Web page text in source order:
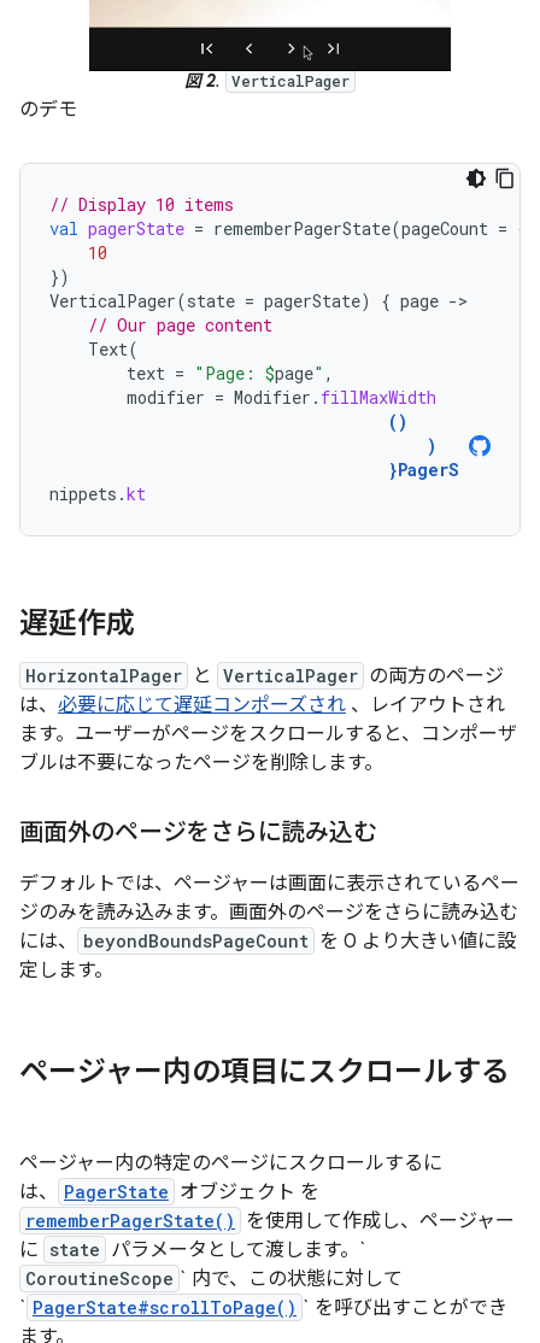
図 2. VerticalPager
のデモ
// Display 10 items
val pagerState = rememberPagerState(pageCount = {
10
})
VerticalPager(state = pagerState) { page -
// Our page content
Text(
text = "Page: $page" ,
modifier = Modifier . fillMaxWidth
()
)
}PagerS
nippets .kt
遅延作成
HorizontalPager と VerticalPager の両方のページ
は、 必要に応じて遅延コンポーズされ 、レイアウトされ
ます。ユーザーがページをスクロールすると、コンポーザ
ブルは不要になったページを削除します。
画面外のページをさらに読み込む
デフォルトでは、ページャーは画面に表示されているペー
ジのみを読み込みます。画面外のページをさらに読み込む
には、
beyondBoundsPageCount を 0 より大きい値に設
定します。
ページャー内の項目にスクロールする
ページャー内の特定のページにスクロールするに
は、
PagerState オブジェクト を
rememberPagerState()
を使用して作成し、ページャー
に state パラメータとして渡します。`
CoroutineScope ` 内で、この状態に対して
` PagerState#scrollToPage() ` を呼び出すことができ
ます。